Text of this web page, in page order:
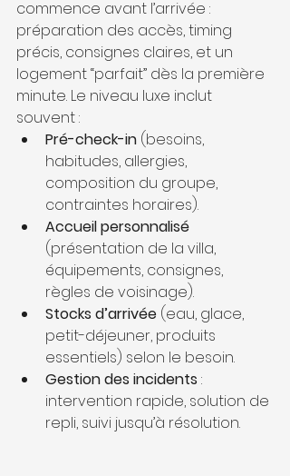
commence avant l’arrivée :
préparation des accès, timing
précis, consignes claires, et un
logement “parfait” dès la première
minute. Le niveau luxe inclut
souvent :
Pré-check-in (besoins,
habitudes, allergies,
composition du groupe,
contraintes horaires).
Accueil personnalisé
(présentation de la villa,
équipements, consignes,
règles de voisinage).
Stocks d’arrivée (eau, glace,
petit-déjeuner, produits
essentiels) selon le besoin.
Gestion des incidents :
intervention rapide, solution de
repli, suivi jusqu’à résolution.